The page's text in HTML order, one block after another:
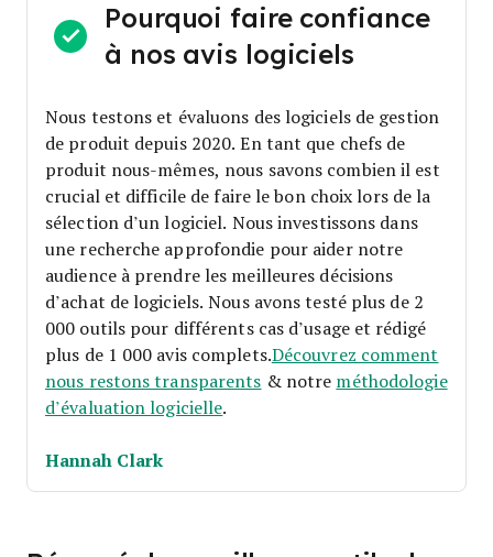
Pourquoi faire confiance
à nos avis logiciels
Nous testons et évaluons des logiciels de gestion
de produit depuis 2020. En tant que chefs de
produit nous-mêmes, nous savons combien il est
crucial et difficile de faire le bon choix lors de la
sélection d’un logiciel. Nous investissons dans
une recherche approfondie pour aider notre
audience à prendre les meilleures décisions
d’achat de logiciels. Nous avons testé plus de 2
000 outils pour différents cas d’usage et rédigé
plus de 1 000 avis complets.Découvrez comment
nous restons transparents & notre méthodologie
d’évaluation logicielle.
Hannah Clark